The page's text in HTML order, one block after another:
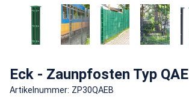
Eck - Zaunpfosten Typ QAE
Artikelnummer: ZP30QAEB